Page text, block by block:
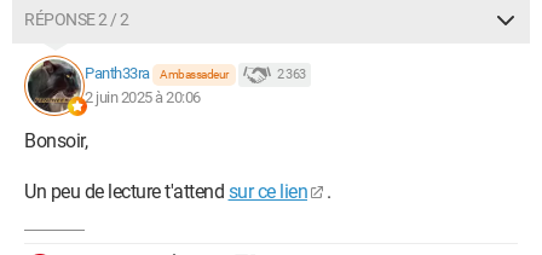
RÉPONSE 2 / 2
Panth33ra Ambassadeur 2 363
2 juin 2025 à 20:06
Bonsoir,
Un peu de lecture t'attend sur ce lien .